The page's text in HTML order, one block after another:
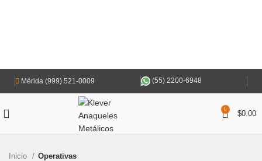
Mérida (999) 521-0009 (55) 2200-6948
0
$0.00
Inicio Operativas